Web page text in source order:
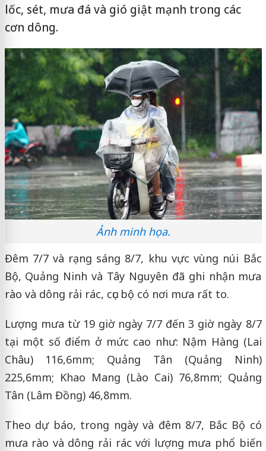
lốc, sét, mưa đá và gió giật mạnh trong các
cơn dông.
Ảnh minh họa.
Đêm 7/7 và rạng sáng 8/7, khu vực vùng núi Bắc
Bộ, Quảng Ninh và Tây Nguyên đã ghi nhận mưa
rào và dông rải rác, cục bộ có nơi mưa rất to.
Lượng mưa từ 19 giờ ngày 7/7 đến 3 giờ ngày 8/7
tại một số điểm ở mức cao như: Nậm Hàng (Lai
Châu) 116,6mm; Quảng Tân (Quảng Ninh)
225,6mm; Khao Mang (Lào Cai) 76,8mm; Quảng
Tân (Lâm Đồng) 46,8mm.
Theo dự báo, trong ngày và đêm 8/7, Bắc Bộ có
mưa rào và dông rải rác với lượng mưa phổ biến